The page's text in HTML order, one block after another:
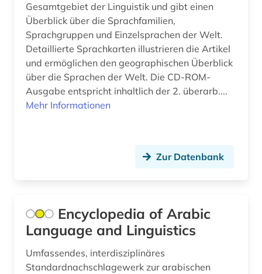
naturwissenschaft und technik
&lt;unterrichtsfach&gt; (1)
naturwissenschaften (2)
neurowissenschaft (1)
neuseeland (1)
philosophie (5)
phonetik (2)
phonologie (1)
Gesamtgebiet der Linguistik und gibt einen
Überblick über die Sprachfamilien,
Sprachgruppen und Einzelsprachen der Welt.
Detaillierte Sprachkarten illustrieren die Artikel
und ermöglichen den geographischen Überblick
über die Sprachen der Welt. Die CD-ROM-
Ausgabe entspricht inhaltlich der 2. überarb....
Mehr Informationen
Zur Datenbank
Encyclopedia of Arabic
Language and Linguistics
Umfassendes, interdisziplinäres
Standardnachschlagewerk zur arabischen